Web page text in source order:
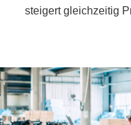
steigert gleichzeitig